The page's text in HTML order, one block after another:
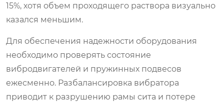
15%, хотя объем проходящего раствора визуально
казался меньшим.
Для обеспечения надежности оборудования
необходимо проверять состояние
вибродвигателей и пружинных подвесов
ежесменно. Разбалансировка вибратора
приводит к разрушению рамы сита и потере